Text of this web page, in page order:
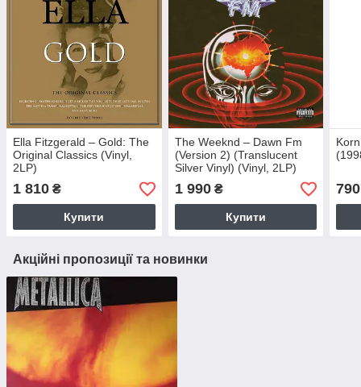
Ella Fitzgerald – Gold: The
Original Classics (Vinyl,
2LP)
1 810 ₴
Купити
The Weeknd – Dawn Fm
(Version 2) (Translucent
Silver Vinyl) (Vinyl, 2LP)
1 990₴
Купити
790
Акційні пропозиції та новинки